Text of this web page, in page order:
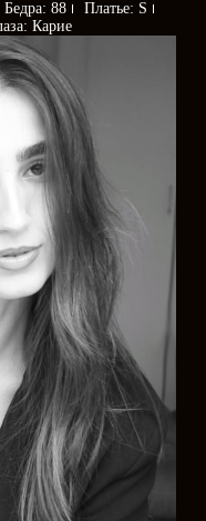
Бедра: 88
Платье: S
Карие